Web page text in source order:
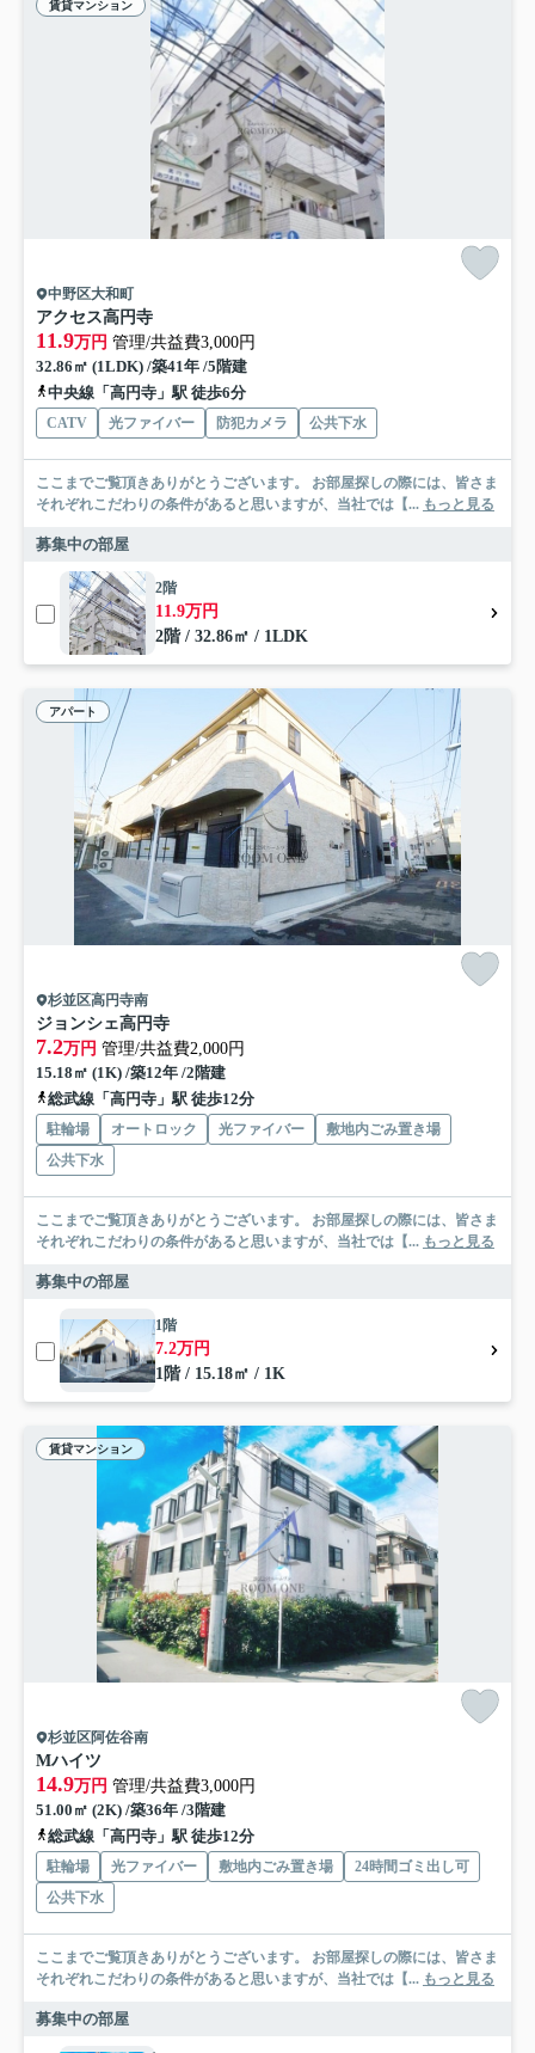
賃貸マンション
中野区大和町
アクセス高円寺
11.9万円 管理/共益費3,000円
32.86㎡ (1LDK) /築41年 /5階建
中央線「高円寺」駅 徒歩6分
CATV 光ファイバー 防犯カメラ 公共下水
ここまでご覧頂きありがとうございます。 お部屋探しの際には、皆さま
それぞれこだわりの条件があると思いますが、当社では【... もっと見る
募集中の部屋
2階
11.9万円
2階 / 32.86㎡ / 1LDK
アパート
杉並区高円寺南
ジョンシェ高円寺
7.2万円 管理/共益費2,000円
15.18㎡ (1K) /築12年 /2階建
総武線「高円寺」駅 徒歩12分
駐輪場 オートロック 光ファイバー
敷地内ごみ置き場
公共下水
ここまでご覧頂きありがとうございます。 お部屋探しの際には、皆さま
それぞれこだわりの条件があると思いますが、当社では【... もっと見る
募集中の部屋
1階
7.2万円
1階 / 15.18㎡ / 1K
賃貸マンション
杉並区阿佐谷南
Mハイツ
14.9万円 管理/共益費3,000円
51.00㎡ (2K) /築36年 /3階建
総武線「高円寺」駅 徒歩12分
駐輪場 光ファイバー 敷地内ごみ置き場
24時間ゴミ出し可
公共下水
ここまでご覧頂きありがとうございます。 お部屋探しの際には、皆さま
それぞれこだわりの条件があると思いますが、当社では【... もっと見る
募集中の部屋